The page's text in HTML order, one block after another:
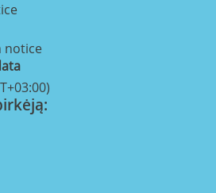
notice